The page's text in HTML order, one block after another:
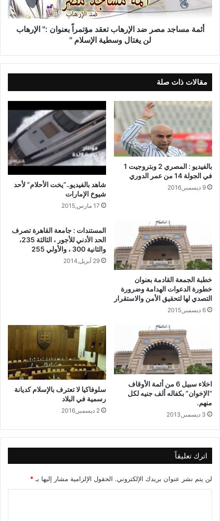
أئمة مساجد مصر ضد الإرهاب تعقد مؤتمراً بعنوان :" الإرهاب
لن يغتال وسطية الإسلام "
مقالات ذات صلة
بالفيديو : المصري 2 وبتروجيت 1
في الجولة 14 من عمر الدوري
9 ديسمبر,2016
شاهد بالفيديو..”يخت الأحلام” لأحد
شيوخ الإمارات
17 مارس,2015
خطبة الجمعة القادمة بعنوان
خطورة الدعوات الهدامة وضرورة
التصدي لها لتحقيق الأمن والاستقرار
6 ديسمبر,2015
المستندات : جامعة القاهرة تصرف
الحد الأدني للأجور ، الثالثة 235،
والثانية 300 ، والأولي 255
29 أبريل,2014
اخلاء سبيل 6 من أئمة الأوقاف
“الإخوان” بكفاله ألف جنيه لكل
منهم.
3 ديسمبر,2013
سلوفاكيا لا تعترف بالإسلام كديانة
رسمية في البلاد
2 ديسمبر,2016
اترك تعليقاً
لن يتم نشر عنوان بريدك الإلكتروني. الحقول الإلزامية مشار إليها بـ*